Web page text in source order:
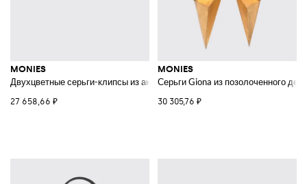
MONIES
Двухцветные серьги-клипсы из акации
27 658,66 ₽
MONIES
Серьги Giona из позолоченного
30 305,76 ₽